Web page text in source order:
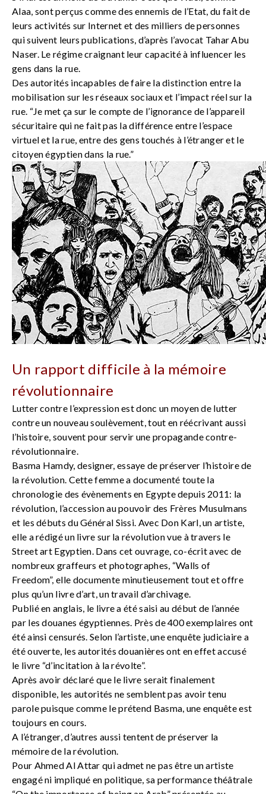
Alaa, sont perçus comme des ennemis de l’Etat, du fait de
leurs activités sur Internet et des milliers de personnes
qui suivent leurs publications, d’après l’avocat Tahar Abu
Naser. Le régime craignant leur capacité à influencer les
gens dans la rue.
Des autorités incapables de faire la distinction entre la
mobilisation sur les réseaux sociaux et l’impact réel sur la
rue. “Je met ça sur le compte de l’ignorance de l’appareil
sécuritaire qui ne fait pas la différence entre l’espace
virtuel et la rue, entre des gens touchés à l’étranger et le
citoyen égyptien dans la rue.”
Un rapport difficile à la mémoire
révolutionnaire
Lutter contre l’expression est donc un moyen de lutter
contre un nouveau soulèvement, tout en réécrivant aussi
l’histoire, souvent pour servir une propagande contre-
révolutionnaire.
Basma Hamdy, designer, essaye de préserver l’histoire de
la révolution. Cette femme a documenté toute la
chronologie des évènements en Egypte depuis 2011: la
révolution, l’accession au pouvoir des Frères Musulmans
et les débuts du Général Sissi. Avec Don Karl, un artiste,
elle a rédigé un livre sur la révolution vue à travers le
Street art Egyptien. Dans cet ouvrage, co-écrit avec de
nombreux graffeurs et photographes, “Walls of
Freedom”, elle documente minutieusement tout et offre
plus qu’un livre d’art, un travail d’archivage.
Publié en anglais, le livre a été saisi au début de l’année
par les douanes égyptiennes. Près de 400 exemplaires ont
été ainsi censurés. Selon l’artiste, une enquête judiciaire a
été ouverte, les autorités douanières ont en effet accusé
le livre “d’incitation à la révolte”.
Après avoir déclaré que le livre serait finalement
disponible, les autorités ne semblent pas avoir tenu
parole puisque comme le prétend Basma, une enquête est
toujours en cours.
A l’étranger, d’autres aussi tentent de préserver la
mémoire de la révolution.
Pour Ahmed Al Attar qui admet ne pas être un artiste
engagé ni impliqué en politique, sa performance théâtrale